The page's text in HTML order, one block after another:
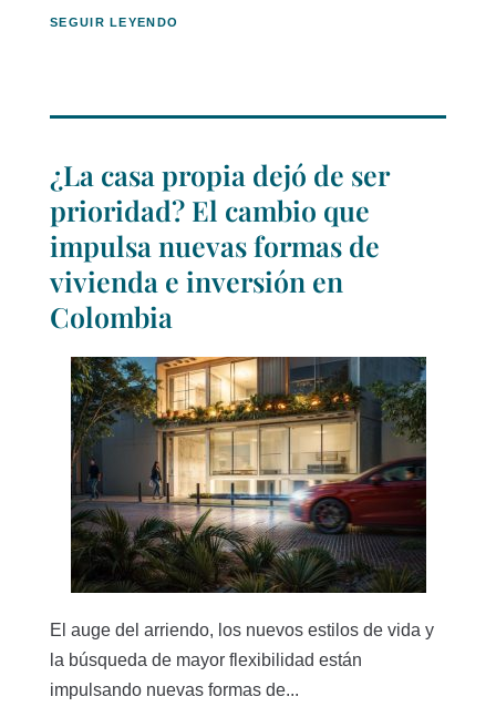
SEGUIR LEYENDO
¿La casa propia dejó de ser
prioridad? El cambio que
impulsa nuevas formas de
vivienda e inversión en
Colombia
El auge del arriendo, los nuevos estilos de vida y
la búsqueda de mayor flexibilidad están
impulsando nuevas formas de...